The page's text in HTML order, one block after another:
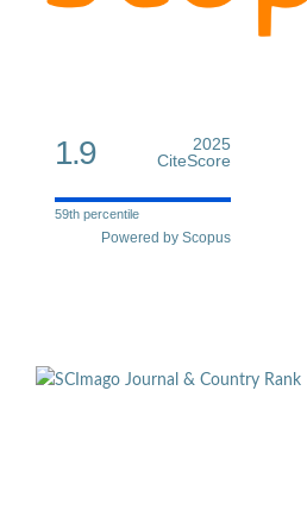
1.9
2025
CiteScore
59th percentile
Powered by Scopus